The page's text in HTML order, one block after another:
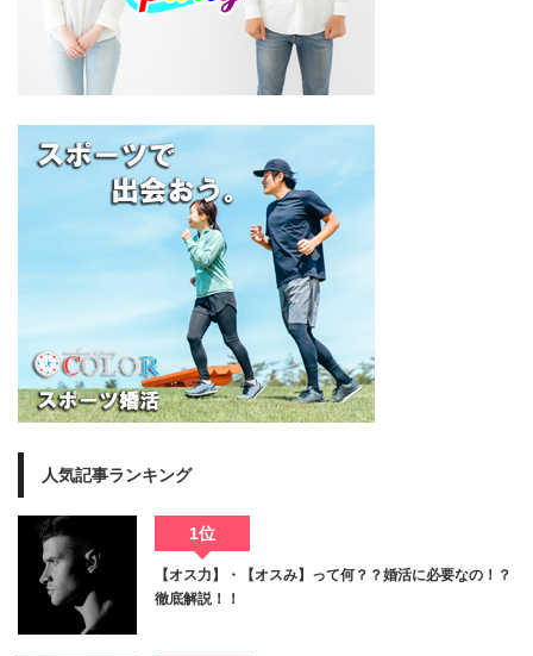
人気記事ランキング
1位
【オス力】・【オスみ】って何？？婚活に必要なの！？
徹底解説！！